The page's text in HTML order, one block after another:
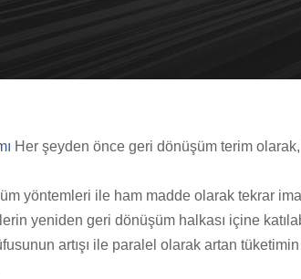
Her şeyden önce geri dönüşüm terim
yöntemleri ile ham madde olarak tekrar
yeniden geri dönüşüm halkası içine
artışı ile paralel olarak artan